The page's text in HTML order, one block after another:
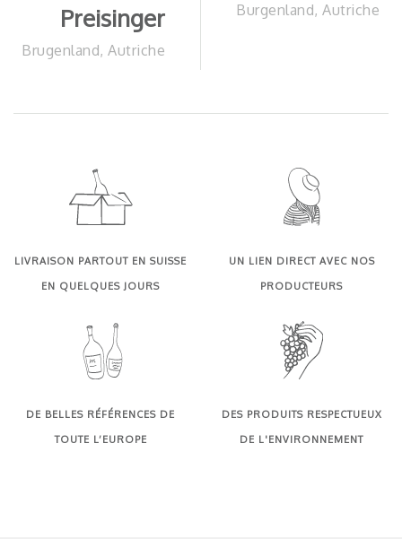
Preisinger
Brugenland, Autriche
Burgenland, Autriche
LIVRAISON PARTOUT EN SUISSE
EN QUELQUES JOURS
UN LIEN DIRECT AVEC NOS
PRODUCTEURS
DE BELLES RÉFÉRENCES DE
TOUTE L’EUROPE
DES PRODUITS RESPECTUEUX
DE L'ENVIRONNEMENT